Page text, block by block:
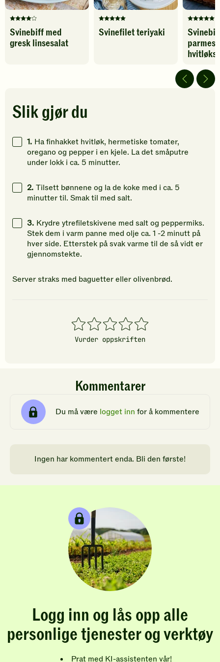
Denne
oppskriften
har
Klikk
for
gi
din
vurdering.
Svinebiff med
gresk linsesalat
Denne
oppskriften
din
vurdering.
Svinefilet teriyaki
Denne
har
fått
av
5
Slik gjør du
1. Ha finhakket hvitløk, hermetiske tomater,
oregano og pepper i en kjele. La det småputre
under lokk i ca. 5 minutter.
2. Tilsett bønnene og la de koke med i ca. 5
minutter til. Smak til med salt.
3. Krydre ytrefiletskivene med salt og peppermiks.
Stek dem i varm panne med olje ca. 1 -2 minutt på
hver side. Etterstek på svak varme til de så vidt er
gjennomstekte.
Server straks med baguetter eller olivenbrød.
1
stjerner
2
stjerner
3
stjerner
4
stjerner
5
stjerner
Vurder oppskriften
Kommentarer
Du må være logget inn for å kommentere
Ingen har kommentert enda. Bli den første!
Logg inn og lås opp alle
personlige tjenester og verktøy
Prat med KI-assistenten vår!